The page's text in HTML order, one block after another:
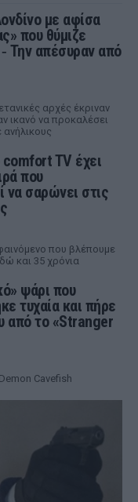
με αφίσα
που θύμιζε
Την απέσυραν από
αρχές έκριναν
ικανό να προκαλέσει
comfort TV έχει
που
να σαρώνει στις
που βλέπουμε
και 35 χρόνια
ψάρι που
τυχαία και πήρε
από το «Stranger
Cavefish